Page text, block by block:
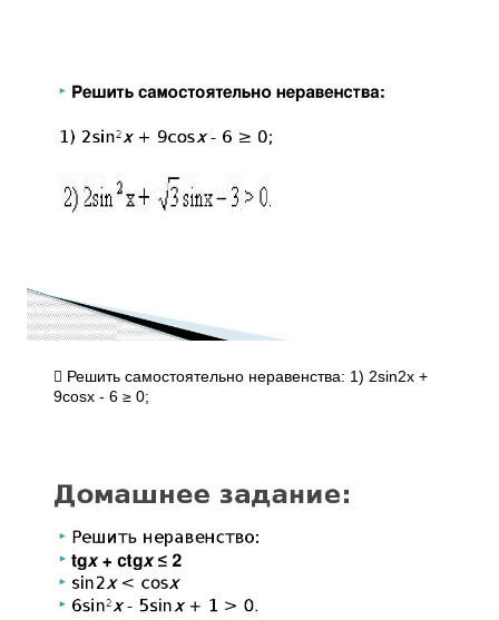
 Решить самостоятельно неравенства: 1) 2sin2x +
9cosx - 6 ≥ 0;